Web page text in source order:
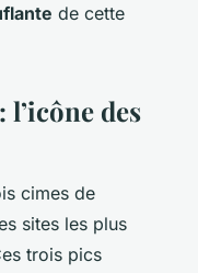
de cette
des
cimes de
sites les plus
trois pics